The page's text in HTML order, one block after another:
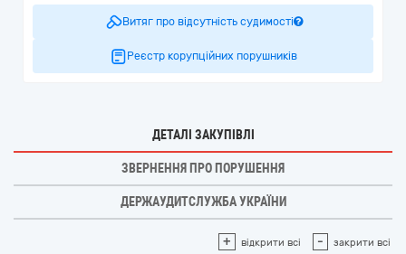
Витяг про відсутність судимості
Реєстр корупційних порушників
ДЕТАЛІ ЗАКУПІВЛІ
ЗВЕРНЕННЯ ПРО ПОРУШЕННЯ
ДЕРЖАУДИТСЛУЖБА УКРАЇНИ
+ відкрити всі - закрити всі